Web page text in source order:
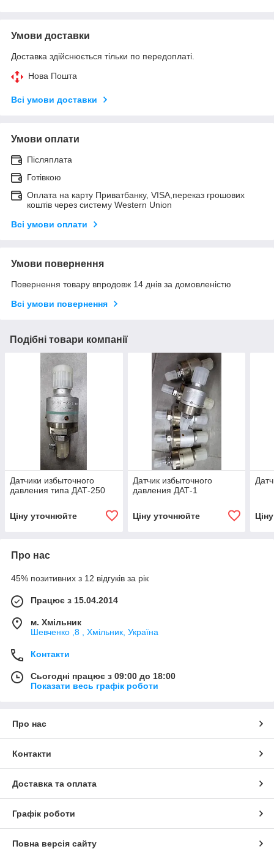
Умови доставки
Доставка здійснюється тільки по передоплаті.
Нова Пошта
Всі умови доставки
Умови оплати
Післяплата
Готівкою
Оплата на карту Приватбанку, VISA,переказ грошових
коштів через систему Western Union
Всі умови оплати
Умови повернення
Повернення товару впродовж 14 днів за домовленістю
Всі умови повернення
Подібні товари компанії
Датчики избыточного
давления типа ДАТ-250
Ціну уточнюйте
Датчик избыточного
давления ДАТ-1
Ціну уточнюйте
Про нас
45% позитивних з 12 відгуків за рік
Працює з 15.04.2014
м. Хмільник
Шевченко ,8 , Хмільник, Україна
Контакти
Сьогодні працює з 09:00 до 18:00
Показати весь графік роботи
Про нас
Контакти
Доставка та оплата
Графік роботи
Повна версія сайту